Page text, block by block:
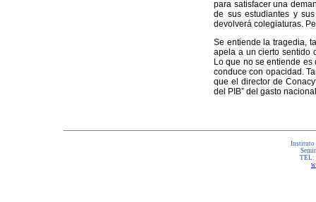
para satisfacer una
de sus estudiantes y
devolverá colegiaturas.
Se entiende la tragedia,
apela a un cierto sentido
Lo que no se entiende
conduce con opacidad.
que el director de
del PIB” del gasto
Instituto
TEL: